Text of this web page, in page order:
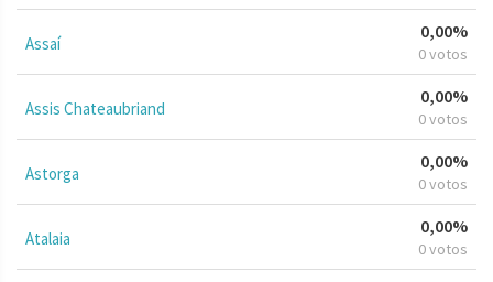
Assaí
0,00%
0 votos
Assis Chateaubriand
0,00%
0 votos
Astorga
0,00%
0 votos
Atalaia
0,00%
0 votos